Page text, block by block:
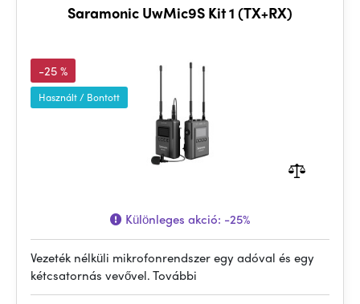
Saramonic UwMic9S Kit 1 (TX+RX)
-25 %
Használt / Bontott
Különleges akció: -25%
Vezeték nélküli mikrofonrendszer egy adóval és egy
kétcsatornás vevővel. További